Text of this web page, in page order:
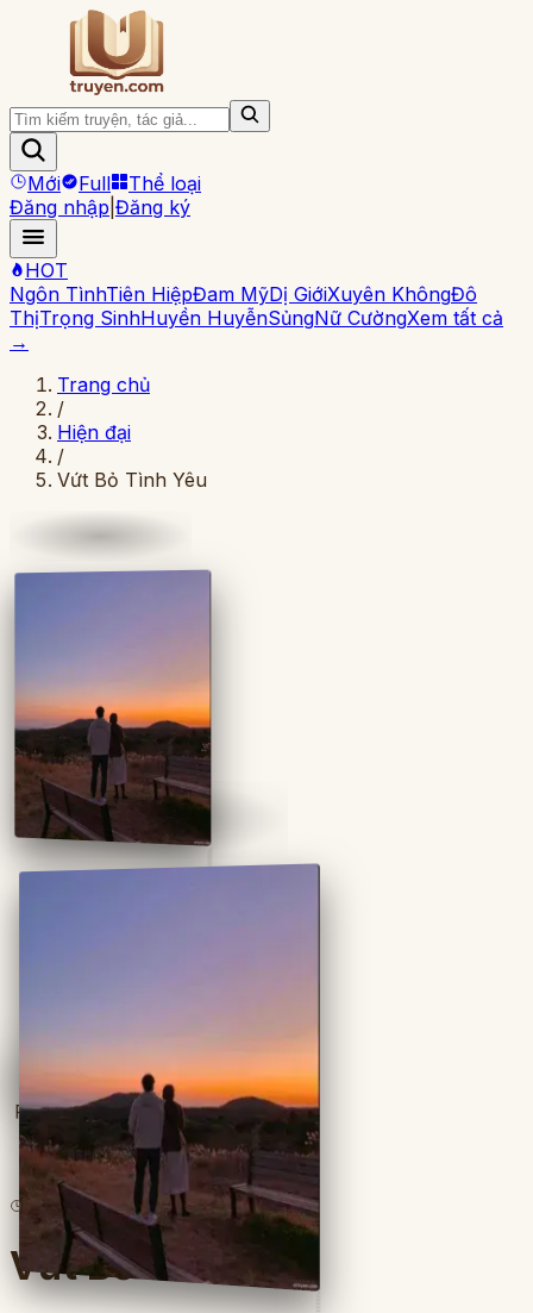
Mới Full
Thể loại
Đăng nhập Đăng ký
HOT
Ngôn TìnhTiên HiệpĐam MỹDị GiớiXuyên KhôngĐô
ThịTrọng SinhHuyền HuyễnSủngNữ CườngXem tất cả
→
Trang chủ
/
Hiện đại
/
Vứt Bỏ Tình Yêu
Full
3 lượt đọc· 5 chương
Vứt Bỏ Tình Yêu